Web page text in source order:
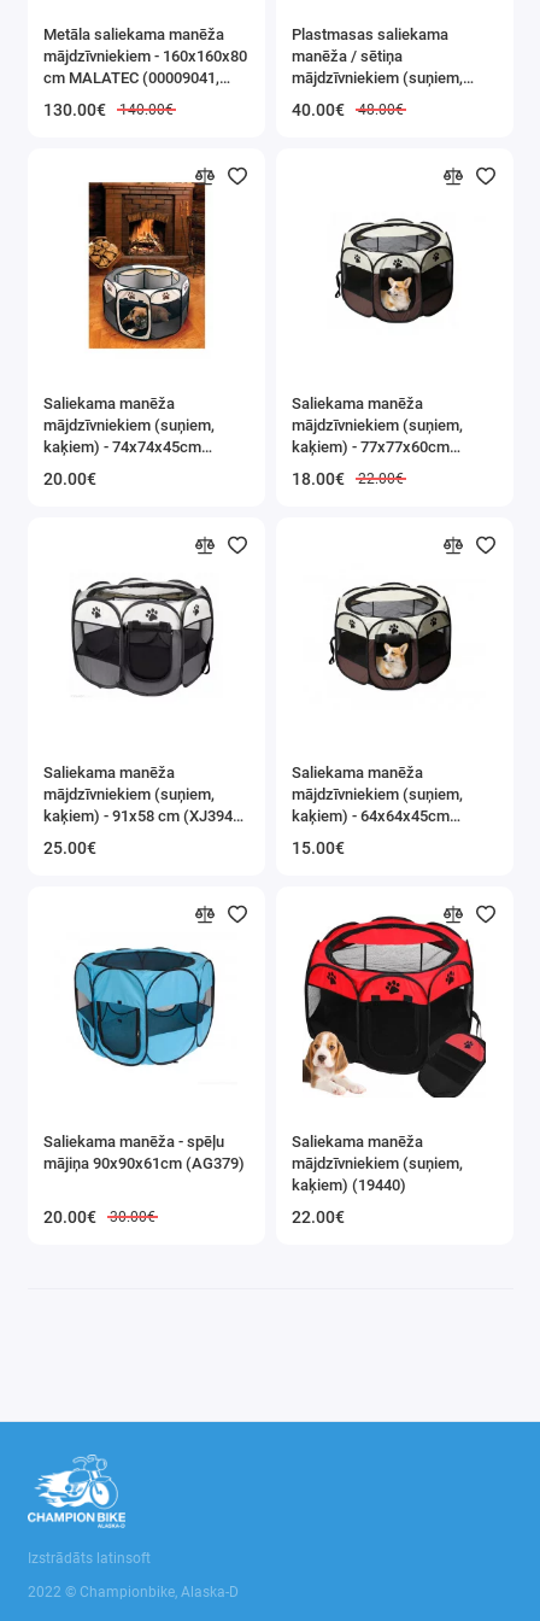
Mājdzīvnieku Ķemmes / Trimmeri
Mājdzīvnieku Manēžas / Sētiņas
Metāla saliekama manēža
mājdzīvniekiem - 160x160x80
cm MALATEC (00009041,
130.00€ 140.00€
Plastmasas saliekama
manēža / sētiņa
mājdzīvniekiem (suņiem,
(00015743)
40.00€ 48.00€
Saliekama manēža
mājdzīvniekiem (suņiem,
kaķiem) - 74x74x45cm
20.00€
Saliekama manēža
mājdzīvniekiem (suņiem,
kaķiem) - 77x77x60cm
18.00€ 22.00€
Saliekama manēža
mājdzīvniekiem (suņiem,
kaķiem) - 91x58 cm (XJ3946,
25.00€
Saliekama manēža
mājdzīvniekiem (suņiem,
kaķiem) - 64x64x45cm
15.00€
Saliekama manēža - spēļu
mājiņa 90x90x61cm (AG379)
20.00€ 30.00€
Saliekama manēža
mājdzīvniekiem (suņiem,
kaķiem) (19440)
22.00€
Izstrādāts latinsoft
2022 © Championbike, Alaska-D